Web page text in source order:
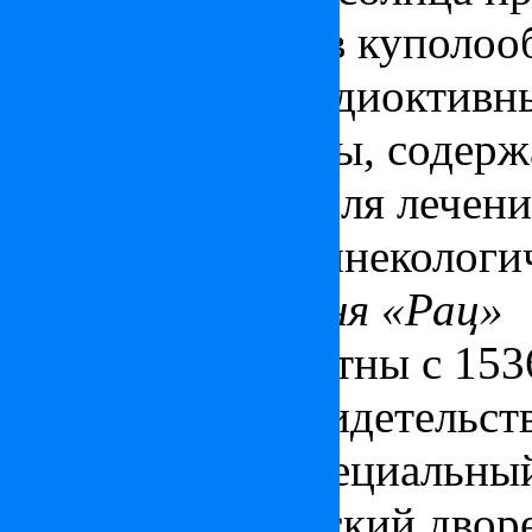
цветные оконца в
Состав: мягко
карбонатные воды,
Рекомендуются для
системы и при
Лечебная купальня «Рац»
Источники известны с
купальни, как
того времени,